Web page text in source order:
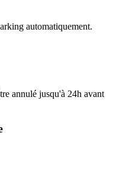
automatiquement.
annulé jusqu'à 24h avant